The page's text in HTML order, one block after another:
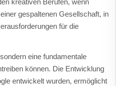
kreativen Berufen, wenn
gespaltenen Gesellschaft, in
für die
eine fundamentale
können. Die Entwicklung
entwickelt wurden, ermöglicht